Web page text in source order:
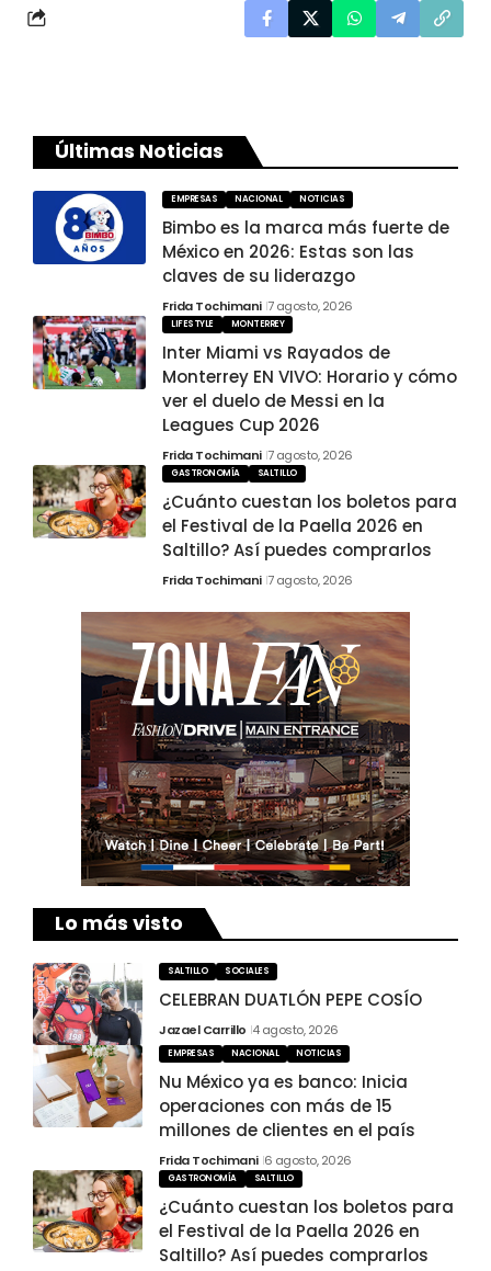
Últimas Noticias
EMPRESAS NACIONAL NOTICIAS
Bimbo es la marca más fuerte de
México en 2026: Estas son las
claves de su liderazgo
Frida Tochimani 7 agosto, 2026
LIFESTYLE MONTERREY
Inter Miami vs Rayados de
Monterrey EN VIVO: Horario y cómo
ver el duelo de Messi en la
Leagues Cup 2026
Frida Tochimani 7 agosto, 2026
GASTRONOMÍA SALTILLO
¿Cuánto cuestan los boletos para
el Festival de la Paella 2026 en
Saltillo? Así puedes comprarlos
Frida Tochimani 7 agosto, 2026
Lo más visto
SALTILLO SOCIALES
CELEBRAN DUATLÓN PEPE COSÍO
Jazael Carrillo 4 agosto, 2026
EMPRESAS NACIONAL NOTICIAS
Nu México ya es banco: Inicia
operaciones con más de 15
millones de clientes en el país
Frida Tochimani 6 agosto, 2026
GASTRONOMÍA SALTILLO
¿Cuánto cuestan los boletos para
el Festival de la Paella 2026 en
Saltillo? Así puedes comprarlos